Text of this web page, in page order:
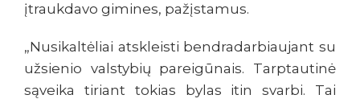
įtraukdavo gimines, pažįstamus.
„Nusikaltėliai atskleisti bendradarbiaujant su
užsienio valstybių pareigūnais. Tarptautinė
sąveika tiriant tokias bylas itin svarbi. Tai